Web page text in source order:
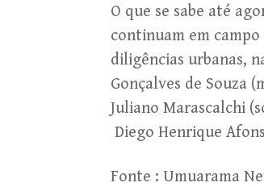
O que se sabe até
continuam em
diligências urbanas,
Gonçalves de Souza
Juliano Marascalchi
Diego Henrique
Fonte : Umuarama